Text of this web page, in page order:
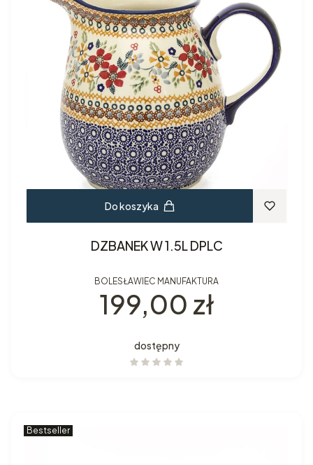
Do koszyka
DZBANEK W 1.5L DPLC
BOLESŁAWIEC MANUFAKTURA
Cena
199,00 zł
dostępny
Bestseller